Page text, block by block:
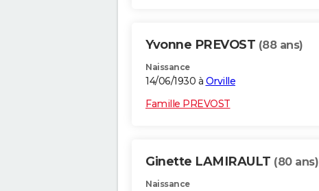
Yvonne PREVOST (88 ans)
Naissance
14/06/1930 à Orville
Famille PREVOST
Ginette LAMIRAULT (80 ans)
Naissance